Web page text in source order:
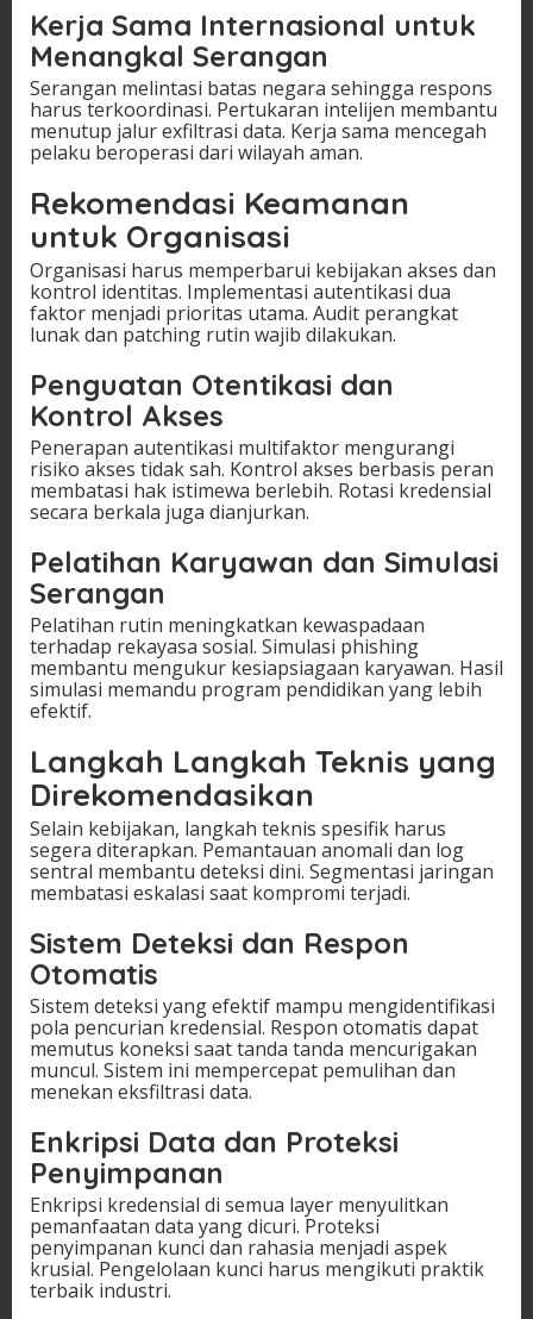
Kerja Sama Internasional untuk
Menangkal Serangan
Serangan melintasi batas negara sehingga respons
harus terkoordinasi. Pertukaran intelijen membantu
menutup jalur exfiltrasi data. Kerja sama mencegah
pelaku beroperasi dari wilayah aman.
Rekomendasi Keamanan
untuk Organisasi
Organisasi harus memperbarui kebijakan akses dan
kontrol identitas. Implementasi autentikasi dua
faktor menjadi prioritas utama. Audit perangkat
lunak dan patching rutin wajib dilakukan.
Penguatan Otentikasi dan
Kontrol Akses
Penerapan autentikasi multifaktor mengurangi
risiko akses tidak sah. Kontrol akses berbasis peran
membatasi hak istimewa berlebih. Rotasi kredensial
secara berkala juga dianjurkan.
Pelatihan Karyawan dan Simulasi
Serangan
Pelatihan rutin meningkatkan kewaspadaan
terhadap rekayasa sosial. Simulasi phishing
membantu mengukur kesiapsiagaan karyawan. Hasil
simulasi memandu program pendidikan yang lebih
efektif.
Langkah Langkah Teknis yang
Direkomendasikan
Selain kebijakan, langkah teknis spesifik harus
segera diterapkan. Pemantauan anomali dan log
sentral membantu deteksi dini. Segmentasi jaringan
membatasi eskalasi saat kompromi terjadi.
Sistem Deteksi dan Respon
Otomatis
Sistem deteksi yang efektif mampu mengidentifikasi
pola pencurian kredensial. Respon otomatis dapat
memutus koneksi saat tanda tanda mencurigakan
muncul. Sistem ini mempercepat pemulihan dan
menekan eksfiltrasi data.
Enkripsi Data dan Proteksi
Penyimpanan
Enkripsi kredensial di semua layer menyulitkan
pemanfaatan data yang dicuri. Proteksi
penyimpanan kunci dan rahasia menjadi aspek
krusial. Pengelolaan kunci harus mengikuti praktik
terbaik industri.